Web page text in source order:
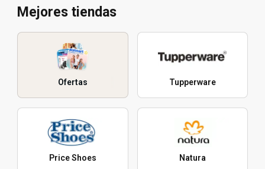
Mejores tiendas
Ofertas Tupperware
Price Shoes Natura